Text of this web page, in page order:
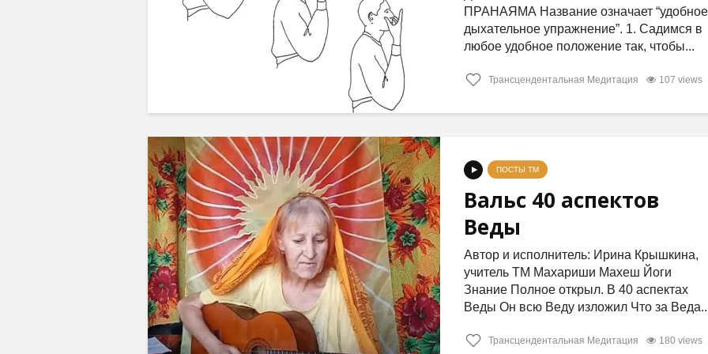
ПРАНАЯМА Название означает “удобное
дыхательное упражнение”. 1. Садимся в
любое удобное положение так, чтобы...
Трансцендентальная Медитация 107 views
ПОСТЫ ТМ
Вальс 40 аспектов
Веды
Автор и исполнитель: Ирина Крышкина,
учитель ТМ Махариши Махеш Йоги
Знание Полное открыл. В 40 аспектах
Веды Он всю Веду изложил Что за
Трансцендентальная Медитация 180 views